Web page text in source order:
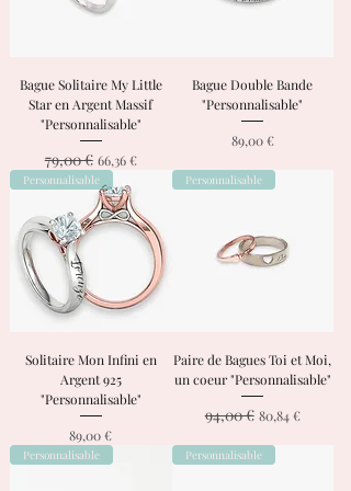
Bague Solitaire My Little
Star en Argent Massif
"Personnalisable"
Prix original
79,00 € Prix promotionnel
66,36 €
Bague Double Bande
"Personnalisable"
Prix
89,00 €
Personnalisable
Solitaire Mon Infini en
Argent 925
"Personnalisable"
Prix
89,00 €
Personnalisable
Paire de Bagues Toi et Moi,
un coeur "Personnalisable"
Prix original
94,00 € Prix
80,84 €
Personnalisable Personnalisable